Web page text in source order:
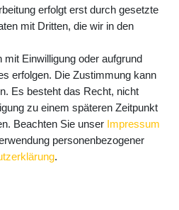
- Keine Angebote
ich dieDaten­schutz­erklärung
erfolgt erst durch gesetzte
mit Dritten, die wir in den
Einwilligung oder aufgrund
erfolgen. Die Zustimmung kann
Es besteht das Recht, nicht
zu einem späteren Zeitpunkt
Beachten Sie unser Impressum
personenbezogener
.